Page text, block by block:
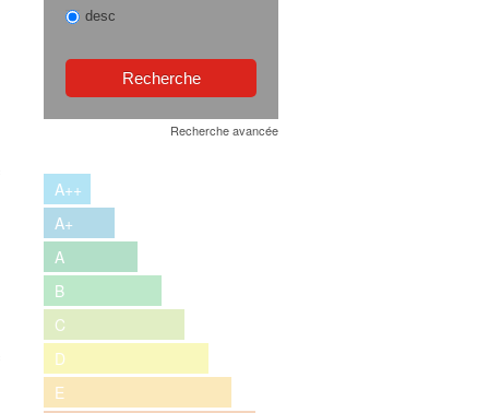
desc
Recherche avancée
A++
A+
A
B
C
D
E